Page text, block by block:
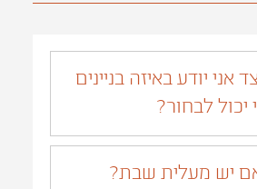
אני יודע באיזה בניינים
יכול לבחור?
יש מעלית שבת?